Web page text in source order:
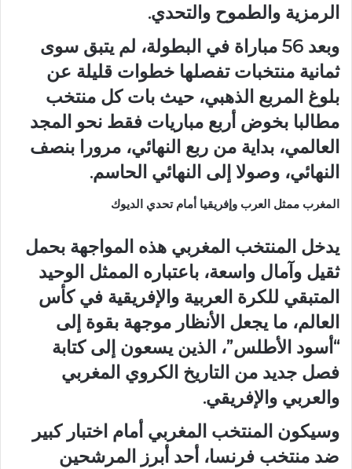
الرمزية والطموح والتحدي.
وبعد 56 مباراة في البطولة، لم يتبق سوى
ثمانية منتخبات تفصلها خطوات قليلة عن
بلوغ المربع الذهبي، حيث بات كل منتخب
مطالبا بخوض أربع مباريات فقط نحو المجد
العالمي، بداية من ربع النهائي، مرورا بنصف
النهائي، وصولا إلى النهائي الحاسم.
المغرب ممثل العرب وإفريقيا أمام تحدي الديوك
يدخل المنتخب المغربي هذه المواجهة بحمل
ثقيل وآمال واسعة، باعتباره الممثل الوحيد
المتبقي للكرة العربية والإفريقية في كأس
العالم، ما يجعل الأنظار موجهة بقوة إلى
“أسود الأطلس”، الذين يسعون إلى كتابة
فصل جديد من التاريخ الكروي المغربي
والعربي والإفريقي.
وسيكون المنتخب المغربي أمام اختبار كبير
ضد منتخب فرنسا، أحد أبرز المرشحين